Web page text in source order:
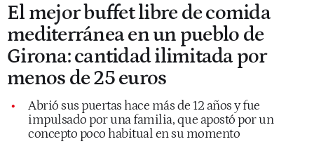
El mejor buffet libre de comida
mediterránea en un pueblo de
Girona: cantidad ilimitada por
menos de 25 euros
Abrió sus puertas hace más de 12 años y fue
impulsado por una familia, que apostó por un
concepto poco habitual en su momento